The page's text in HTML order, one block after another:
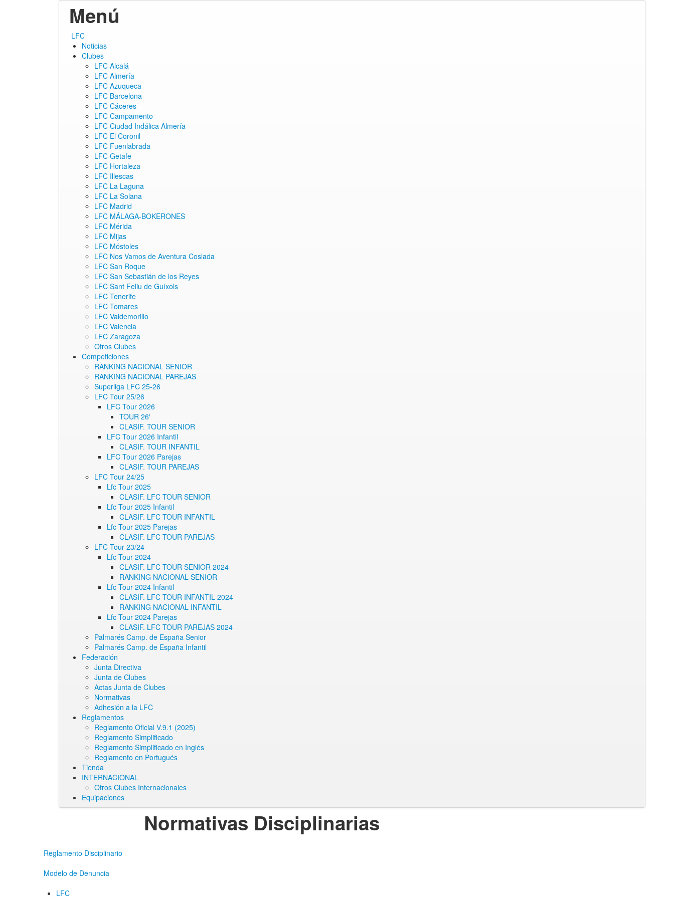
Menú
ir
al
contenido
LFC
Noticias
Clubes
LFC Alcalá
LFC Almería
LFC Azuqueca
LFC Barcelona
LFC Cáceres
LFC Campamento
LFC Ciudad Indálica Almería
LFC El Coronil
LFC Fuenlabrada
LFC Getafe
LFC Hortaleza
LFC Illescas
LFC La Laguna
LFC La Solana
LFC Madrid
LFC MÁLAGA-BOKERONES
LFC Mérida
LFC Mijas
LFC Móstoles
LFC Nos Vamos de Aventura Coslada
LFC San Roque
LFC San Sebastián de los Reyes
LFC Sant Feliu de Guíxols
LFC Tenerife
LFC Tomares
LFC Valdemorillo
LFC Valencia
LFC Zaragoza
Otros Clubes
Competiciones
RANKING NACIONAL SENIOR
RANKING NACIONAL PAREJAS
Superliga LFC 25-26
LFC Tour 25/26
LFC Tour 2026
TOUR 26′
CLASIF. TOUR SENIOR
LFC Tour 2026 Infantil
CLASIF. TOUR INFANTIL
LFC Tour 2026 Parejas
CLASIF. TOUR PAREJAS
LFC Tour 24/25
Lfc Tour 2025
CLASIF. LFC TOUR SENIOR
Lfc Tour 2025 Infantil
CLASIF. LFC TOUR INFANTIL
Lfc Tour 2025 Parejas
CLASIF. LFC TOUR PAREJAS
LFC Tour 23/24
Lfc Tour 2024
CLASIF. LFC TOUR SENIOR 2024
RANKING NACIONAL SENIOR
Lfc Tour 2024 Infantil
CLASIF. LFC TOUR INFANTIL 2024
RANKING NACIONAL INFANTIL
Lfc Tour 2024 Parejas
CLASIF. LFC TOUR PAREJAS 2024
Palmarés Camp. de España Senior
Palmarés Camp. de España Infantil
Federación
Junta Directiva
Junta de Clubes
Actas Junta de Clubes
Normativas
Adhesión a la LFC
Reglamentos
Reglamento Oficial V.9.1 (2025)
Reglamento Simplificado
Reglamento Simplificado en Inglés
Reglamento en Portugués
Tienda
INTERNACIONAL
Otros Clubes Internacionales
Equipaciones
Normativas Disciplinarias
Reglamento Disciplinario
Modelo de Denuncia
LFC